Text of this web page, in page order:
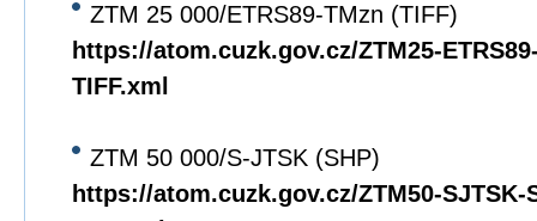
ZTM 25 000/ETRS89-TMzn (TIFF)
https://atom.cuzk.gov.cz/ZTM25-
TIFF.xml
ZTM 50 000/S-JTSK (SHP)
https://atom.cuzk.gov.cz/ZTM50-SJTSK-